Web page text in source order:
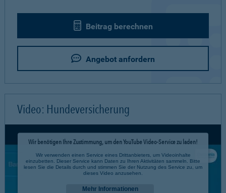
Beitrag berechnen
Angebot anfordern
Video: Hundeversicherung
Wir benötigen Ihre Zustimmung, um den YouTube Video-Service zu laden!
Wir verwenden einen Service eines Drittanbieters, um Videoinhalte
einzubetten. Dieser Service kann Daten zu Ihren Aktivitäten sammeln. Bitte
lesen Sie die Details durch und stimmen Sie der Nutzung des Service zu, um
dieses Video anzusehen.
Mehr Informationen